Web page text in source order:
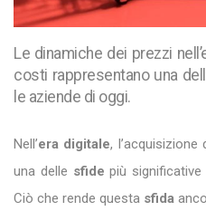
Le dinamiche dei prezzi
costi rappresentano una
le aziende di oggi.
Nell’era digitale,
una delle sfidepiù
Ciò che rende questa sfida